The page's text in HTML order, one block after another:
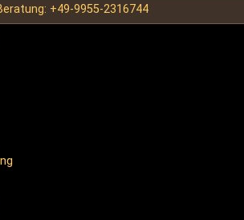
+49-9955-2316744